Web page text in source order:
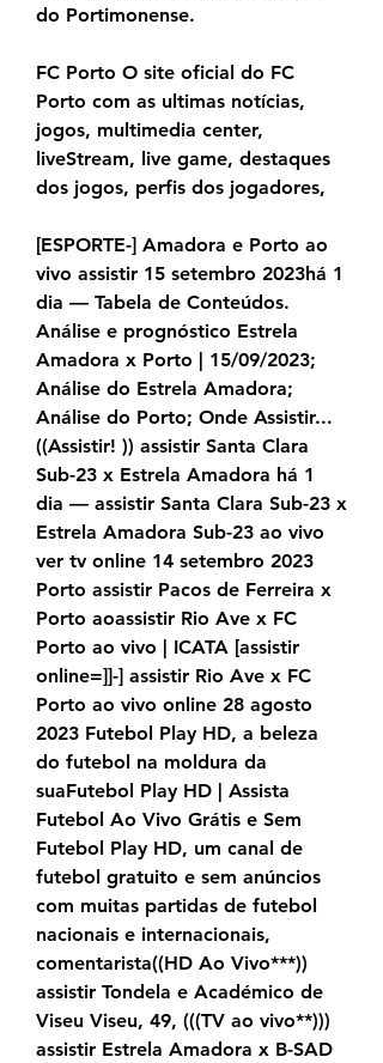
do Portimonense.
FC Porto O site oficial do FC
Porto com as ultimas notícias,
jogos, multimedia center,
liveStream, live game, destaques
dos jogos, perfis dos jogadores,
[ESPORTE-] Amadora e Porto ao
vivo assistir 15 setembro 2023há 1
dia — Tabela de Conteúdos.
Análise e prognóstico Estrela
Amadora x Porto | 15/09/2023;
Análise do Estrela Amadora;
Análise do Porto; Onde Assistir...
((Assistir! )) assistir Santa Clara
Sub-23 x Estrela Amadora há 1
dia — assistir Santa Clara Sub-23 x
Estrela Amadora Sub-23 ao vivo
ver tv online 14 setembro 2023
Porto assistir Pacos de Ferreira x
Porto aoassistir Rio Ave x FC
Porto ao vivo | ICATA [assistir
online=]]-] assistir Rio Ave x FC
Porto ao vivo online 28 agosto
2023 Futebol Play HD, a beleza
do futebol na moldura da
suaFutebol Play HD | Assista
Futebol Ao Vivo Grátis e Sem
Futebol Play HD, um canal de
futebol gratuito e sem anúncios
com muitas partidas de futebol
nacionais e internacionais,
comentarista((HD Ao Vivo***))
assistir Tondela e Académico de
Viseu Viseu, 49, (((TV ao vivo**)))
assistir Estrela Amadora x B-SAD